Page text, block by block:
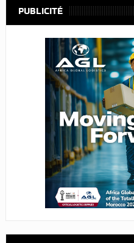
PUBLICITÉ